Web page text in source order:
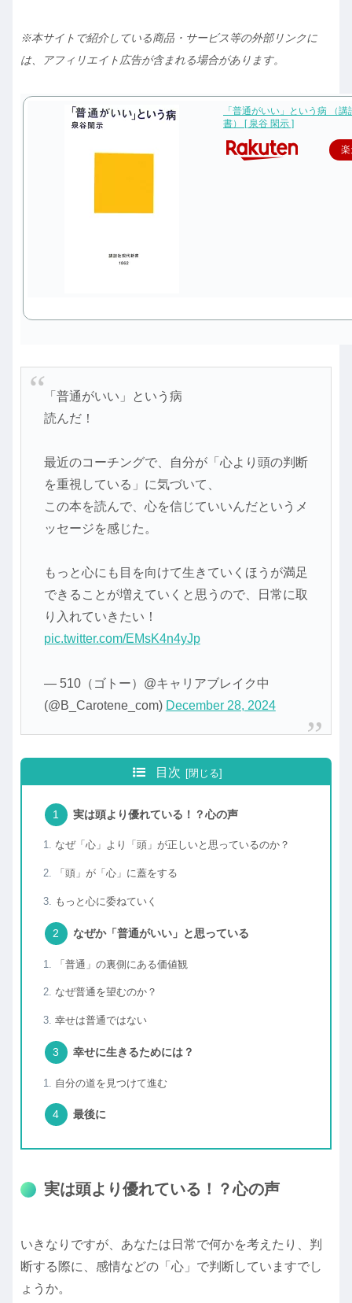
※本サイトで紹介している商品・サービス等の外部リンクに
は、アフィリエイト広告が含まれる場合があります。
「普通がいい」という病 （
書） [ 泉谷 閑示 ]
「普通がいい」という病
読んだ！
最近のコーチングで、自分が「心より頭の判断
を重視している」に気づいて、
この本を読んで、心を信じていいんだというメ
ッセージを感じた。
もっと心にも目を向けて生きていくほうが満足
できることが増えていくと思うので、日常に取
り入れていきたい！
pic.twitter.com/EMsK4n4yJp
— 510（ゴトー）@キャリアブレイク中
(@B_Carotene_com) December 28, 2024
目次
実は頭より優れている！？心の声
なぜ「心」より「頭」が正しいと思っているのか？
「頭」が「心」に蓋をする
もっと心に委ねていく
なぜか「普通がいい」と思っている
「普通」の裏側にある価値観
なぜ普通を望むのか？
幸せは普通ではない
幸せに生きるためには？
自分の道を見つけて進む
最後に
実は頭より優れている！？心の声
いきなりですが、あなたは日常で何かを考えたり、判
断する際に、感情などの「心」で判断していますでし
ょうか。